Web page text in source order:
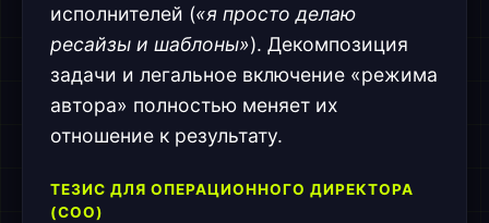
исполнителей («я просто делаю
ресайзы и шаблоны»). Декомпозиция
задачи и легальное включение «режима
автора» полностью меняет их
отношение к результату.
ТЕЗИС ДЛЯ ОПЕРАЦИОННОГО ДИРЕКТОРА
(COO)